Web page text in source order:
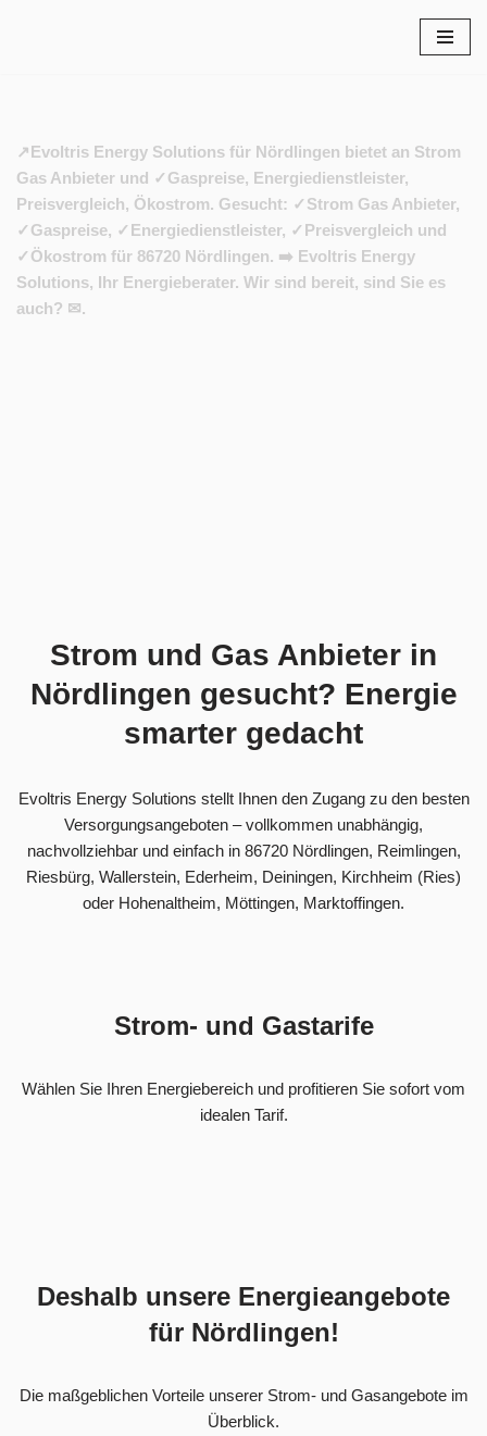
↗️Evoltris Energy Solutions für Nördlingen bietet an Strom
Gas Anbieter und ✓Gaspreise, Energiedienstleister,
Preisvergleich, Ökostrom. Gesucht: ✓Strom Gas Anbieter,
✓Gaspreise, ✓Energiedienstleister, ✓Preisvergleich und
✓Ökostrom für 86720 Nördlingen. ➡️ Evoltris Energy
Solutions, Ihr Energieberater. Wir sind bereit, sind Sie es
auch? ✉.
Strom und Gas Anbieter in
Nördlingen gesucht? Energie
smarter gedacht
Evoltris Energy Solutions stellt Ihnen den Zugang zu den besten
Versorgungsangeboten – vollkommen unabhängig,
nachvollziehbar und einfach in 86720 Nördlingen, Reimlingen,
Riesbürg, Wallerstein, Ederheim, Deiningen, Kirchheim (Ries)
oder Hohenaltheim, Möttingen, Marktoffingen.
Strom- und Gastarife
Wählen Sie Ihren Energiebereich und profitieren Sie sofort vom
idealen Tarif.
Deshalb unsere Energieangebote
für Nördlingen!
Die maßgeblichen Vorteile unserer Strom- und Gasangebote im
Überblick.